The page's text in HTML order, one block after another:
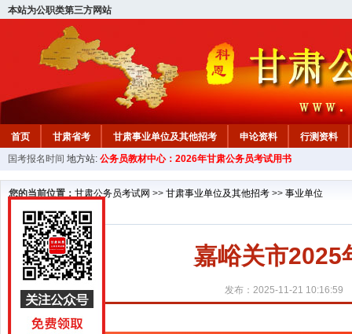
本站为公职类第三方网站
首页 甘肃省考 甘肃事业单位及其他招考 申论资料
行测资料
国考报名时间 地方站: 公务员教材中心：2026年甘肃公务员考试用书
您的当前位置： 甘肃公务员考试网 >> 甘肃事业单位及其他招考 >> 事业单位
嘉峪关市2025
发布：2025-11-21 10:16:59